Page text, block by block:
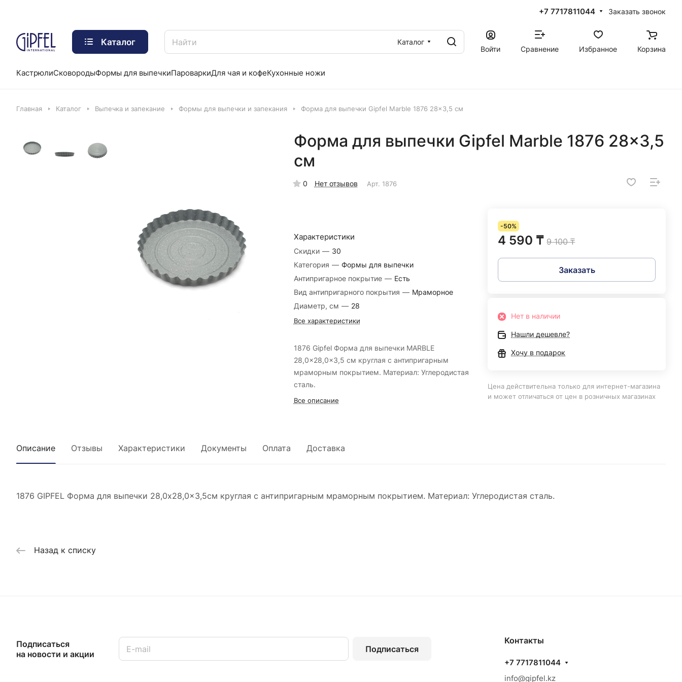
+7 7717811044 Заказать звонок
Каталог
Каталог
Войти
Сравнение Избранное Корзина
КастрюлиСковородыФормы для выпечкиПароваркиДля чая и кофеКухонные ножи
Главная Каталог Выпечка и запекание Формы для выпечки и запекания Форма для выпечки Gipfel Marble 1876 28x3,5 см
Форма для выпечки Gipfel Marble 1876 28x3,5
см
0 Нет отзывов Арт. 1876
Характеристики
Скидки — 30
Категория — Формы для выпечки
Антипригарное покрытие — Есть
Вид антипригарного покрытия — Мраморное
Диаметр, см — 28
Все характеристики
1876 Gipfel Форма для выпечки MARBLE
28,0x28,0x3,5 см круглая с антипригарным
мраморным покрытием. Материал: Углеродистая
сталь.
Все описание
-50%
4 590 ₸ 9 100 ₸
Заказать
Нет в наличии
Нашли дешевле?
Хочу в подарок
Цена действительна только для интернет-магазина
и может отличаться от цен в розничных магазинах
Описание Отзывы Характеристики Документы Оплата Доставка
1876 GIPFEL Форма для выпечки 28,0x28,0x3,5см круглая с антипригарным мраморным покрытием. Материал: Углеродистая сталь.
Назад к списку
Подписаться
на новости и акции
Подписаться
Контакты
+7 7717811044
info@gipfel.kz